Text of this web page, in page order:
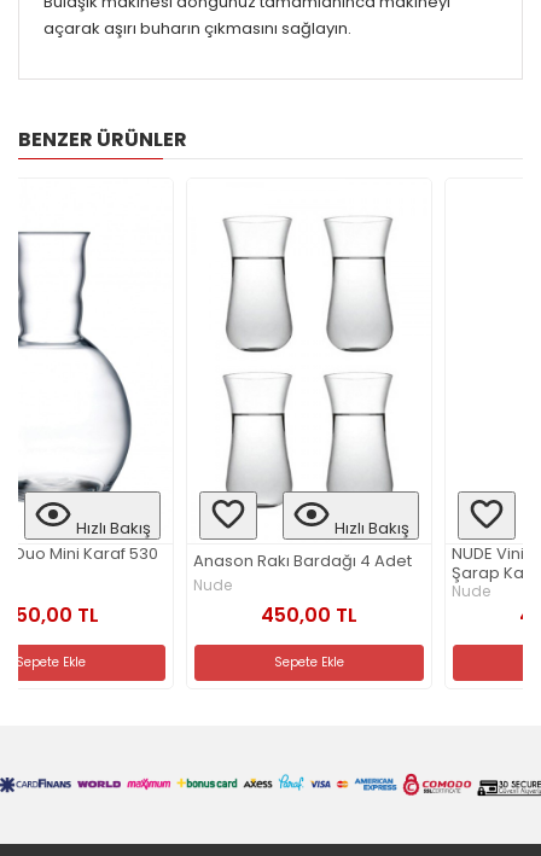
açarak aşırı buharın çıkmasını sağlayın.
BENZER ÜRÜNLER
530
Hızlı Bakış
Anason Rakı Bardağı 4 Adet
Hızlı
NUDE Vinifera Ikili Kırmızı
Şarap Kadehi Seti 440 Cc